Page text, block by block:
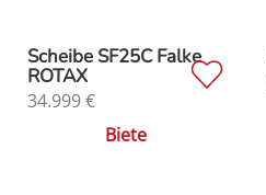
Scheibe SF25C Falke
ROTAX
34.999€
Biete